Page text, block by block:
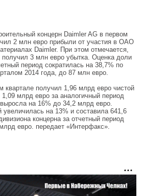
концерн Daimler AG в первом
2 млн евро прибыли от участия в ОАО
Daimler. При этом отмечается,
получил 3 млн евро убытка. Оценка доли
период сократилась на 38,7% по
2014 года, до 87 млн евро.
квартале получил 1,96 млрд евро чистой
млрд евро за аналогичный период
на 16% до 34,2 млрд евро.
увеличилась на 13% и составила 641,6
концерна за отчетный период
евро. передает «Интерфакс».